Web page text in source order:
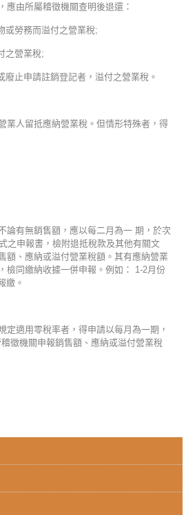
應由所屬稽徵機關查明後退還：
或勞務而溢付之營業稅;
之營業稅;
廢止申請註銷登記者，溢付之營業稅。
業人留抵應納營業稅。但情形特殊者，得
論有無銷售額，應以每二月為一 期，於次
之申報書，檢附退抵稅款及其他有關文
額、應納或溢付營業稅額。其有應納營業
檢同繳納收據一併申報。例如： 1-2月份
繳。
定適用零稅率者，得申請以每月為一期，
徵機關申報銷售額、應納或溢付營業稅